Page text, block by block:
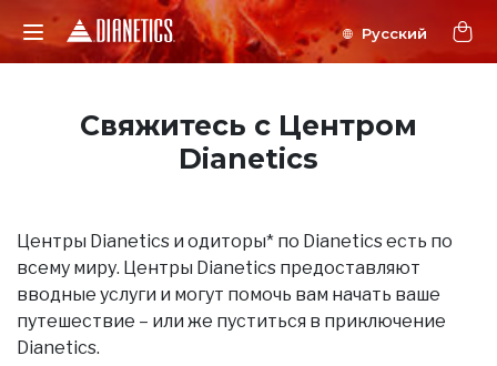
Свяжитесь с Центром
Dianetics
Центры Dianetics и одиторы* по Dianetics есть по
всему миру. Центры Dianetics предоставляют
вводные услуги и могут помочь вам начать ваше
путешествие – или же пуститься в приключение
Dianetics.